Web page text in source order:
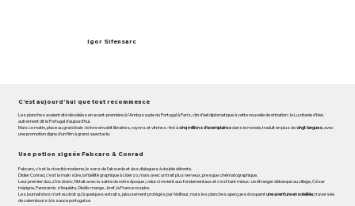
Igor Sifensarc
C’est aujourd’hui que tout recommence
Les planches avaient été dévoilées en avant-première à l’Ambassade du Portugal à Paris, clin d’œil diplomatique à cette nouvelle destination : la Lusitanie d’hier,
autrement dit le Portugal d’aujourd’hui.
Mais ce matin, place au grand bain : le livre envahit librairies, rayons et vitrines : tiré àcinq millions d’exemplairesdans le monde, traduit en plus devingt langues , avec
une promotion digne d’un film à grand spectacle.
Une potion signée Fabcaro & Conrad
Fabcaro, c’est la vivacité moderne, le sens de l’absurde et des dialogues à double détente.
Didier Conrad, c’est la main sûre, la fidélité graphique à Uderzo, mais avec un trait plus nerveux, presque cinématographique.
Leur premier duo,L’Iris blanc, flirtait avec la satire de notre époque ; celui-ci revient aux fondamentaux et c'est tant mieux : un étranger débarque au village, César
trépigne, Panoramix s’inquiète, Obélix mange... bref, la France respire.
Les journalistes n’ont eu droit qu’à quelques extraits, jalousement protégés par l’éditeur, mais les planches aperçues évoquentune aventure ensoleillée, traversée
de calembours à la sauce portugaise.